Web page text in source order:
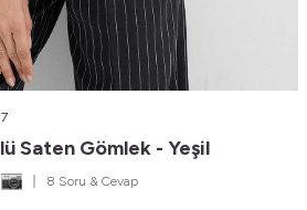
Saten Gömlek - Yeşil
8 Soru & Cevap